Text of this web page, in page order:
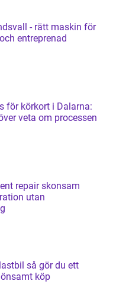
- rätt maskin för
entreprenad
för körkort i Dalarna:
veta om processen
skonsam
utan
du ett
köp